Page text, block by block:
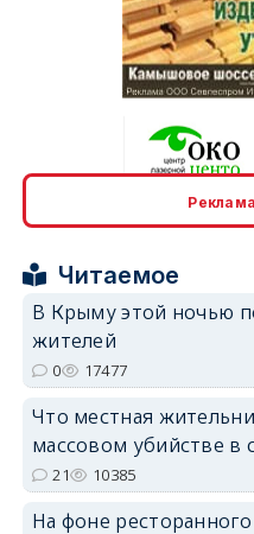
Читаемое
В Крыму этой ночью
жителей
0 17477
Что местная
массовом убийстве в
21 10385
На фоне